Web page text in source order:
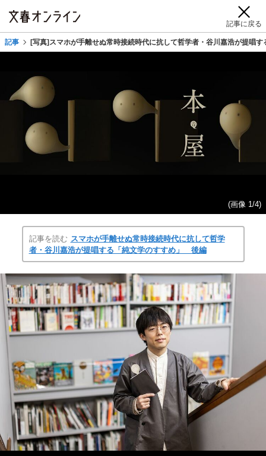
記事に戻る
記事 [写真]スマホが手離せぬ常時接続時代に抗して哲学者・谷川嘉浩が提唱
(画像 1/4)
記事を読む スマホが手離せぬ常時接続時代に抗して哲学
者・谷川嘉浩が提唱する「純文学のすすめ」 後編